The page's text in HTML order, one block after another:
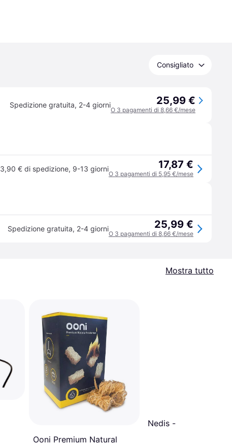
Consigliato
Spedizione gratuita, 2-4 giorni 25,99 €
O 3 pagamenti di 8,66 €/mese
3,90 € di spedizione, 9-13 giorni 17,87 €
O 3 pagamenti di 5,95 €/mese
Spedizione gratuita, 2-4 giorni 25,99 €
O 3 pagamenti di 8,66 €/mese
Mostra tutto
Ooni Premium Natural
Nedis -